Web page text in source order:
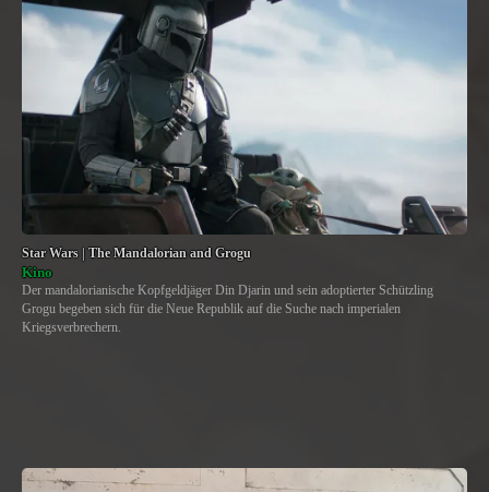
Star Wars | The Mandalorian and Grogu
Kino
Der mandalorianische Kopfgeldjäger Din Djarin und sein adoptierter Schützling
Grogu begeben sich für die Neue Republik auf die Suche nach imperialen
Kriegsverbrechern.